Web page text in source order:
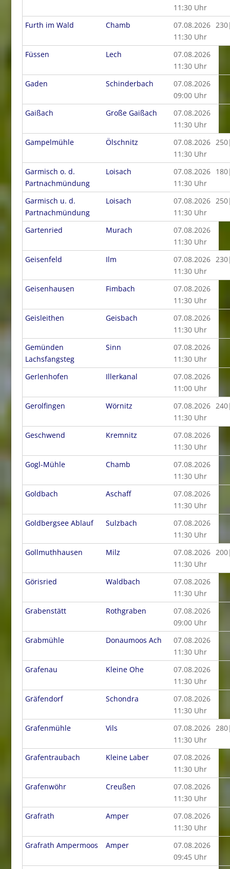
11:30 Uhr
Furth im Wald Chamb
07.08.2026
11:30 Uhr
Füssen Lech
07.08.2026
11:30 Uhr
Gaden
Schinderbach
07.08.2026
09:00 Uhr
Gaißach
Große Gaißach
07.08.2026
11:30 Uhr
Gampelmühle
Ölschnitz
07.08.2026
11:30 Uhr
Garmisch o. d.
Partnachmündung
Loisach
07.08.2026
11:30 Uhr
Garmisch u. d.
Partnachmündung
Loisach
07.08.2026
11:30 Uhr
Gartenried Murach
07.08.2026
11:30 Uhr
Geisenfeld
Ilm
07.08.2026
11:30 Uhr
Geisenhausen Fimbach
07.08.2026
11:30 Uhr
Geisleithen
Geisbach
07.08.2026
11:30 Uhr
Gemünden
Lachsfangsteg
Sinn
07.08.2026
11:30 Uhr
Gerlenhofen
Illerkanal
07.08.2026
11:00 Uhr
Gerolfingen
Wörnitz
07.08.2026
11:30 Uhr
Geschwend Kremnitz
07.08.2026
11:30 Uhr
Gogl-Mühle
Chamb
07.08.2026
11:30 Uhr
Goldbach
Aschaff
07.08.2026
11:30 Uhr
Goldbergsee Ablauf
Sulzbach
07.08.2026
11:30 Uhr
Gollmuthhausen
Milz
07.08.2026
11:30 Uhr
Görisried Waldbach
07.08.2026
11:30 Uhr
Grabenstätt
Rothgraben
07.08.2026
09:00 Uhr
Grabmühle
Donaumoos Ach
07.08.2026
11:30 Uhr
Grafenau
Kleine Ohe
07.08.2026
11:30 Uhr
Gräfendorf
Schondra
07.08.2026
11:30 Uhr
Grafenmühle
Vils
07.08.2026
11:30 Uhr
Grafentraubach Kleine Laber
07.08.2026
11:30 Uhr
Grafenwöhr
Creußen
07.08.2026
11:30 Uhr
Grafrath
Amper
07.08.2026
11:30 Uhr
Grafrath Ampermoos
Amper
07.08.2026
09:45 Uhr